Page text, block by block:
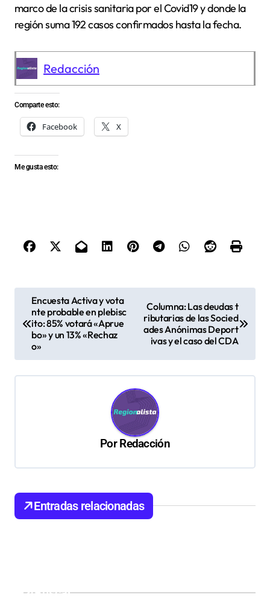
marco de la crisis sanitaria por el Covid19 y donde la
región suma 192 casos confirmados hasta la fecha.
Redacción
Comparte esto:
Facebook X
Me gusta esto:
e
g
d
e
Encuesta Activa y vota
nte probable en plebisc
ito: 85% votará «Aprue
bo» y un 13% «Rechaz
o»
Columna: Las deudas t
ributarias de las Socied
ades Anónimas Deport
ivas y el caso del CDA
PorRedacción
Entradas relacionadas
Buscar